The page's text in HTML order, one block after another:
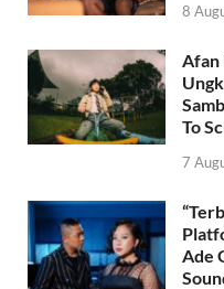
8
Afan
To
7
Ade